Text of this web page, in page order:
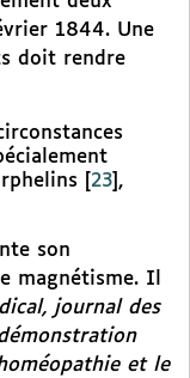
1844. Une
doit rendre
23 ,
son
magnétisme. Il
journal des
et le